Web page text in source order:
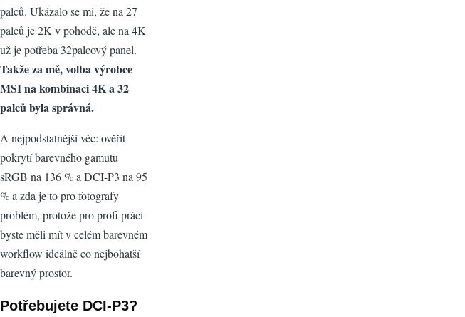
palců. Ukázalo se mi, že na 27
palců je 2K v pohodě, ale na 4K
už je potřeba 32palcový panel.
Takže za mě, volba výrobce
MSI na kombinaci 4K a 32
palců byla správná.
A nejpodstatnější věc: ověřit
pokrytí barevného gamutu
sRGB na 136 % a DCI-P3 na 95
% a zda je to pro fotografy
problém, protože pro profi práci
byste měli mít v celém barevném
workflow ideálně co nejbohatší
barevný prostor.
Potřebujete DCI-P3?